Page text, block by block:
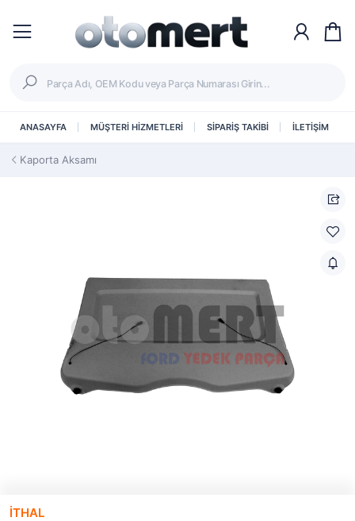
ANASAYFA MÜŞTERİ HİZMETLERİ SİPARİŞ TAKİBİ İLETİŞİM
Kaporta Aksamı
İTHAL